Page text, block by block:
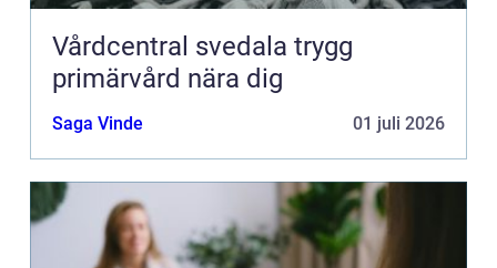
Vårdcentral svedala trygg
primärvård nära dig
Saga Vinde 01 juli 2026